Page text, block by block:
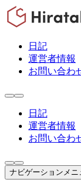
日記
運営者情報
お問い合わ
日記
運営者情報
お問い合わ
ナビゲーションメニ